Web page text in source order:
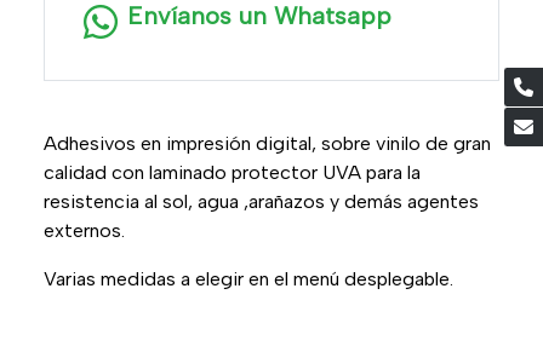
Envíanos un Whatsapp
Adhesivos en impresión digital, sobre vinilo de gran
calidad con laminado protector UVA para la
resistencia al sol, agua ,arañazos y demás agentes
externos.
Varias medidas a elegir en el menú desplegable.